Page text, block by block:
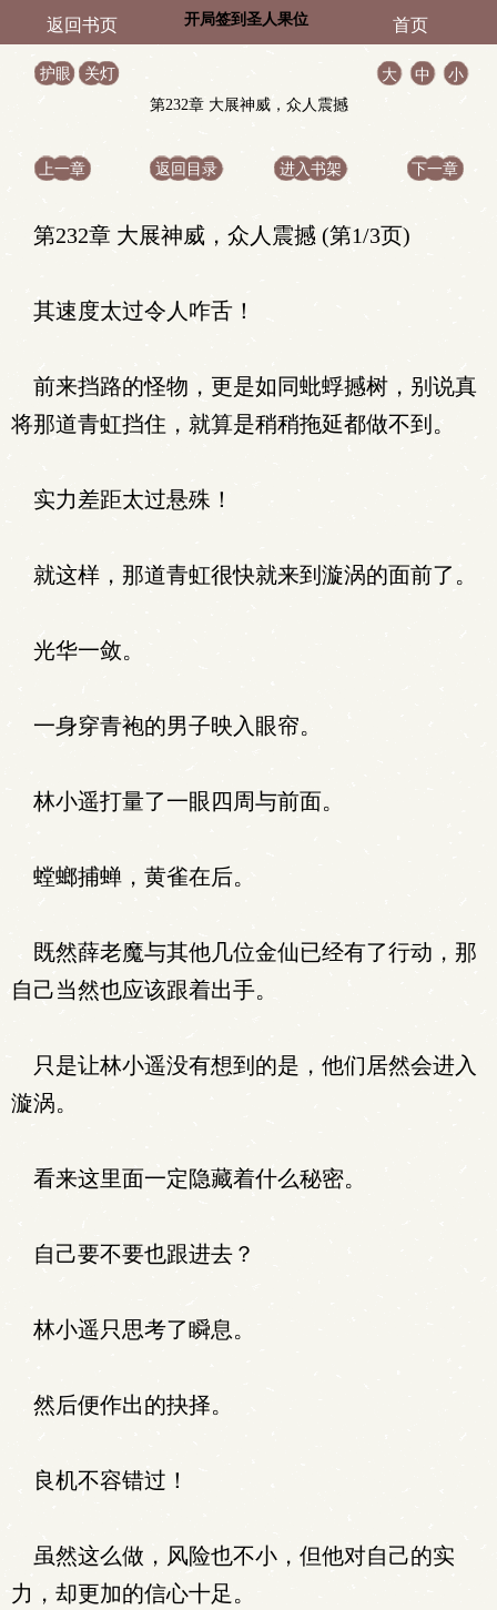
返回书页 开局签到圣人果位 首页
护眼 关灯 大 中
小
第232章 大展神威，众人震撼
上一章 返回目录 进入书架 下一章
第232章 大展神威，众人震撼 (第1/3页)
其速度太过令人咋舌！
前来挡路的怪物，更是如同蚍蜉撼树，别说真
将那道青虹挡住，就算是稍稍拖延都做不到。
实力差距太过悬殊！
就这样，那道青虹很快就来到漩涡的面前了。
光华一敛。
一身穿青袍的男子映入眼帘。
林小遥打量了一眼四周与前面。
螳螂捕蝉，黄雀在后。
既然薛老魔与其他几位金仙已经有了行动，那
自己当然也应该跟着出手。
只是让林小遥没有想到的是，他们居然会进入
漩涡。
看来这里面一定隐藏着什么秘密。
自己要不要也跟进去？
林小遥只思考了瞬息。
然后便作出的抉择。
良机不容错过！
虽然这么做，风险也不小，但他对自己的实
力，却更加的信心十足。